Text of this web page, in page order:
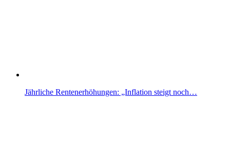
Jährliche Rentenerhöhungen: „Inflation steigt noch…